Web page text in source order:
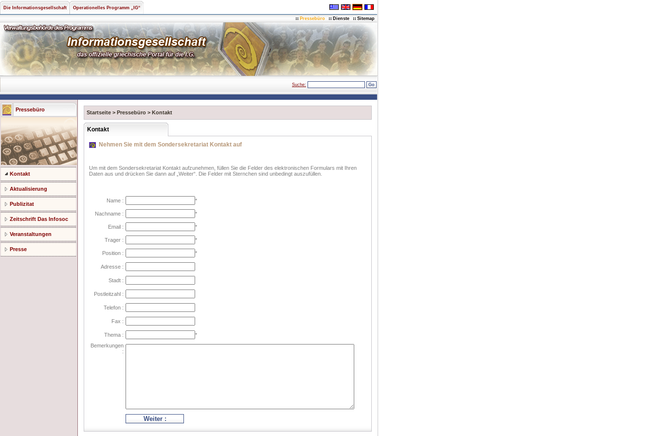
Die Informationsgesellschaft Operationelles Programm „IG“
Pressebüro Dienste Sitemap
Suche:
Pressebüro
Kontakt
Aktualisierung
Publizitat
Zeitschrift Das Infosoc
Veranstaltungen
Presse
Startseite > Pressebüro > Kontakt
Kontakt
Nehmen Sie mit dem Sondersekretariat Kontakt auf
Um mit dem Sondersekretariat Kontakt aufzunehmen, füllen Sie die Felder des elektronischen Formulars mit Ihren
Daten aus und drücken Sie dann auf „Weiter“. Die Felder mit Sternchen sind unbedingt auszufüllen.
Name : *
Nachname : *
Email : *
Trager : *
Position : *
Adresse :
Stadt :
Postleitzahl :
Telefon :
Fax :
Thema :
*
Bemerkungen
:
Weiter :